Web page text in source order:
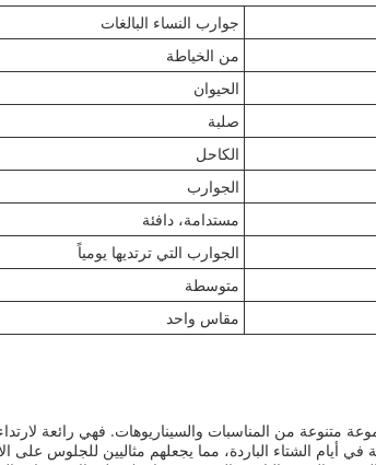
جوارب النساء البالغات
من الخياطة
الحيوان
صلبة
الكاحل
الجوارب
مستدامة، دافئة
الجوارب التي ترتديها يومياً
متوسطة
مقاس واحد
متنوعة من المناسبات والسيناريوهات. فهي رائعة
أيام الشتاء الباردة، مما يجعلهم مثاليين للجلوس على